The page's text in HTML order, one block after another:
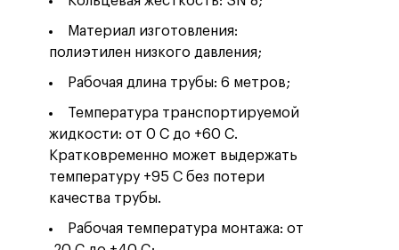
Материал изготовления:
полиэтилен низкого давления;
Рабочая длина трубы: 6 метров;
Температура транспортируемой
жидкости: от 0 С до +60 С.
Кратковременно может выдержать
температуру +95 С без потери
качества трубы.
Рабочая температура монтажа: от